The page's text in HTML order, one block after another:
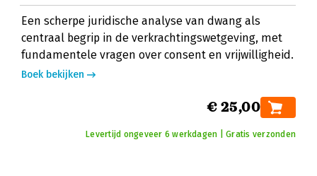
Een scherpe juridische analyse van dwang als
centraal begrip in de verkrachtingswetgeving, met
fundamentele vragen over consent en vrijwilligheid.
Boek bekijken
€ 25,00
Levertijd ongeveer 6 werkdagen | Gratis verzonden